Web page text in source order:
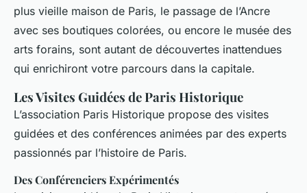
plus vieille maison de Paris, le passage de l’Ancre
avec ses boutiques colorées, ou encore le musée des
arts forains, sont autant de découvertes inattendues
qui enrichiront votre parcours dans la capitale.
Les Visites Guidées de Paris Historique
L’association Paris Historique propose des visites
guidées et des conférences animées par des experts
passionnés par l’histoire de Paris.
Des Conférenciers Expérimentés